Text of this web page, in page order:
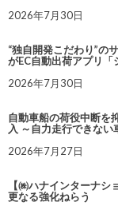
2026年7月30日
“独自開発こだわり”の
がEC自動出荷アプリ「
2026年7月30日
自動車船の荷役中断を
入 ～自力走行できな
2026年7月27日
【㈱ハナインターナ
更なる強化ねらう